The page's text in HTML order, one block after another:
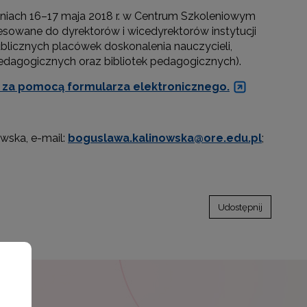
16–17 maja 2018 r. w Centrum Szkoleniowym
do dyrektorów i wicedyrektorów instytucji
placówek doskonalenia nauczycieli,
oraz bibliotek pedagogicznych).
za pomocą formularza elektronicznego.
e-mail: boguslawa.kalinowska@ore.edu.pl;
Udostępnij